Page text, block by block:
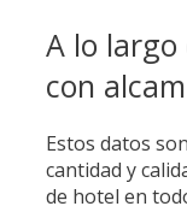
A lo
con
Estos datos
cantidad y
de hotel en